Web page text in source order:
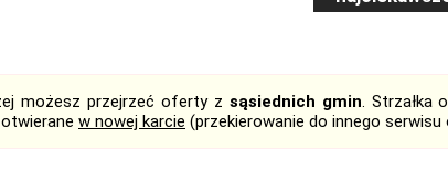
możesz przejrzeć oferty z sąsiednich gmin. Strzałka
w nowej karcie (przekierowanie do innego serwisu